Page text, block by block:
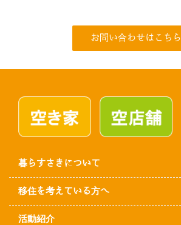
お問い合わせはこちら
暮らすさきについて
移住を考えている方へ
活動紹介